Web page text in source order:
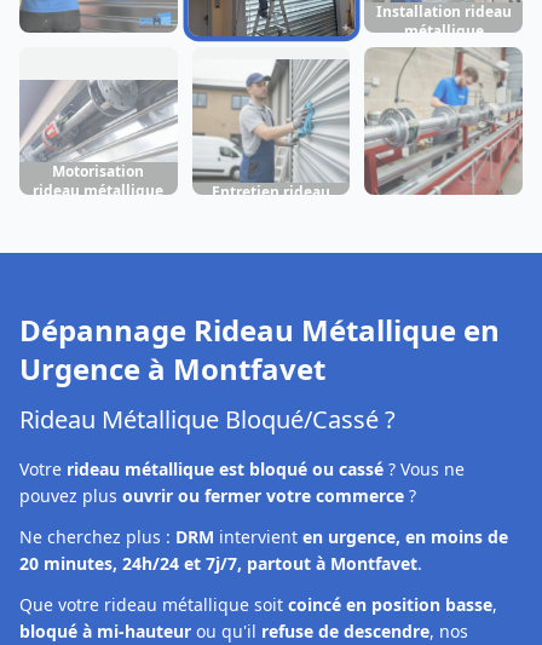
Montfavet
Réparation rideau
métallique
Montfavet
Installation rideau
métallique
Montfavet
Motorisation
rideau métallique
Entretien rideau
Dépannage Rideau Métallique en
Urgence à Montfavet
Rideau Métallique Bloqué/Cassé ?
Votre rideau métallique est bloqué ou cassé ? Vous ne
pouvez plus ouvrir ou fermer votre commerce ?
Ne cherchez plus : DRM intervient en urgence, en moins de
20 minutes, 24h/24 et 7j/7, partout à Montfavet.
Que votre rideau métallique soit coincé en position basse,
bloqué à mi-hauteur ou qu'il refuse de descendre, nos